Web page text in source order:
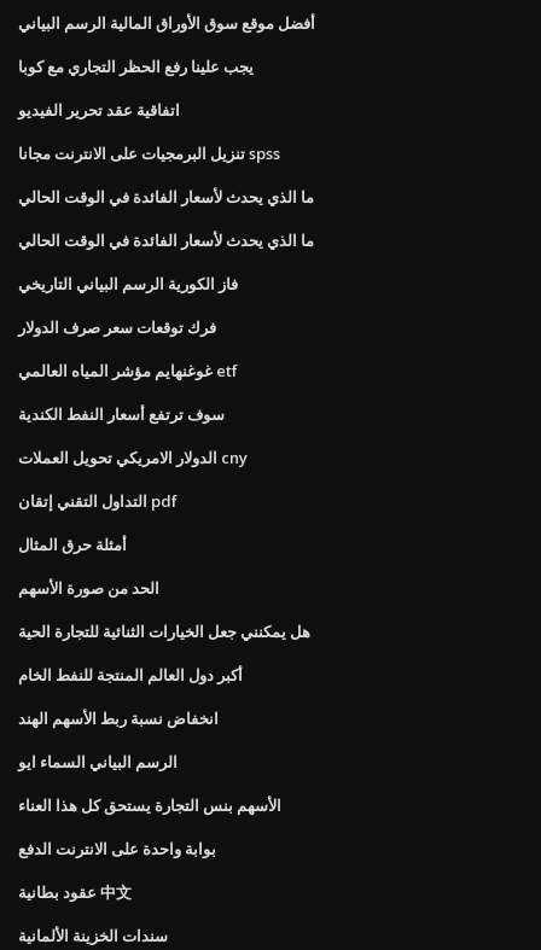
أفضل موقع سوق الأوراق المالية الرسم البياني
يجب علينا رفع الحظر التجاري مع كوبا
اتفاقية عقد تحرير الفيديو
تنزيل البرمجيات على الانترنت مجانا spss
ما الذي يحدث لأسعار الفائدة في الوقت الحالي
ما الذي يحدث لأسعار الفائدة في الوقت الحالي
فاز الكورية الرسم البياني التاريخي
فرك توقعات سعر صرف الدولار
غوغنهايم مؤشر المياه العالمي etf
سوف ترتفع أسعار النفط الكندية
الدولار الامريكي تحويل العملات cny
التداول التقني إتقان pdf
أمثلة حرق المثال
الحد من صورة الأسهم
هل يمكنني جعل الخيارات الثنائية للتجارة الحية
أكبر دول العالم المنتجة للنفط الخام
انخفاض نسبة ربط الأسهم الهند
الرسم البياني السماء ايو
الأسهم بنس التجارة يستحق كل هذا العناء
بوابة واحدة على الانترنت الدفع
عقود بطانية 中文
سندات الخزينة الألمانية